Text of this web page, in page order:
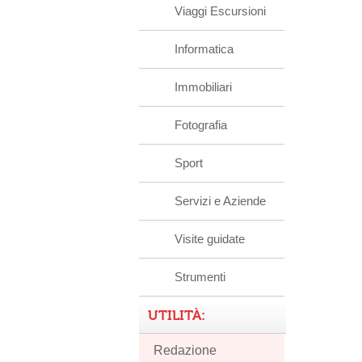
Viaggi Escursioni
Informatica
Immobiliari
Fotografia
Sport
Servizi e Aziende
Visite guidate
Strumenti
UTILITÀ:
Redazione